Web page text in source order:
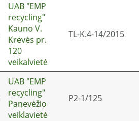
UAB "EMP
recycling"
Kauno V.
Krėvės pr.
120
veikalvietė
TL-K.4-14/2015
UAB "EMP
recycling"
Panevėžio
veiklavietė
P2-1/125